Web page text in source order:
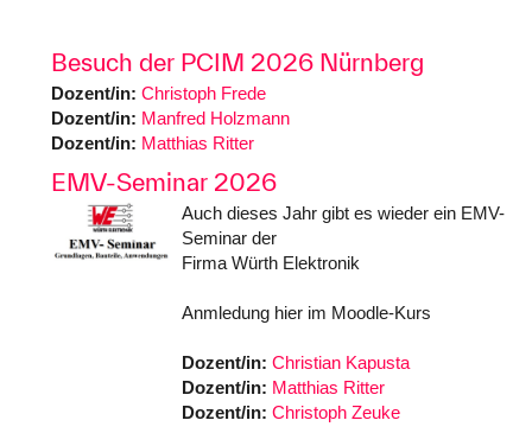
Besuch der PCIM 2026 Nürnberg
Dozent/in: Christoph Frede
Dozent/in: Manfred Holzmann
Dozent/in: Matthias Ritter
EMV-Seminar 2026
Auch dieses Jahr gibt es wieder ein EMV-
Seminar der
Firma Würth Elektronik
Anmledung hier im Moodle-Kurs
Dozent/in: Christian Kapusta
Dozent/in: Matthias Ritter
Dozent/in: Christoph Zeuke